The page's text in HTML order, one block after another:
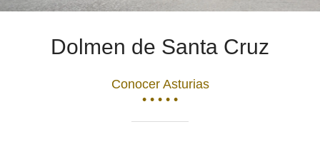
Dolmen de Santa Cruz
Conocer Asturias
• • • • •